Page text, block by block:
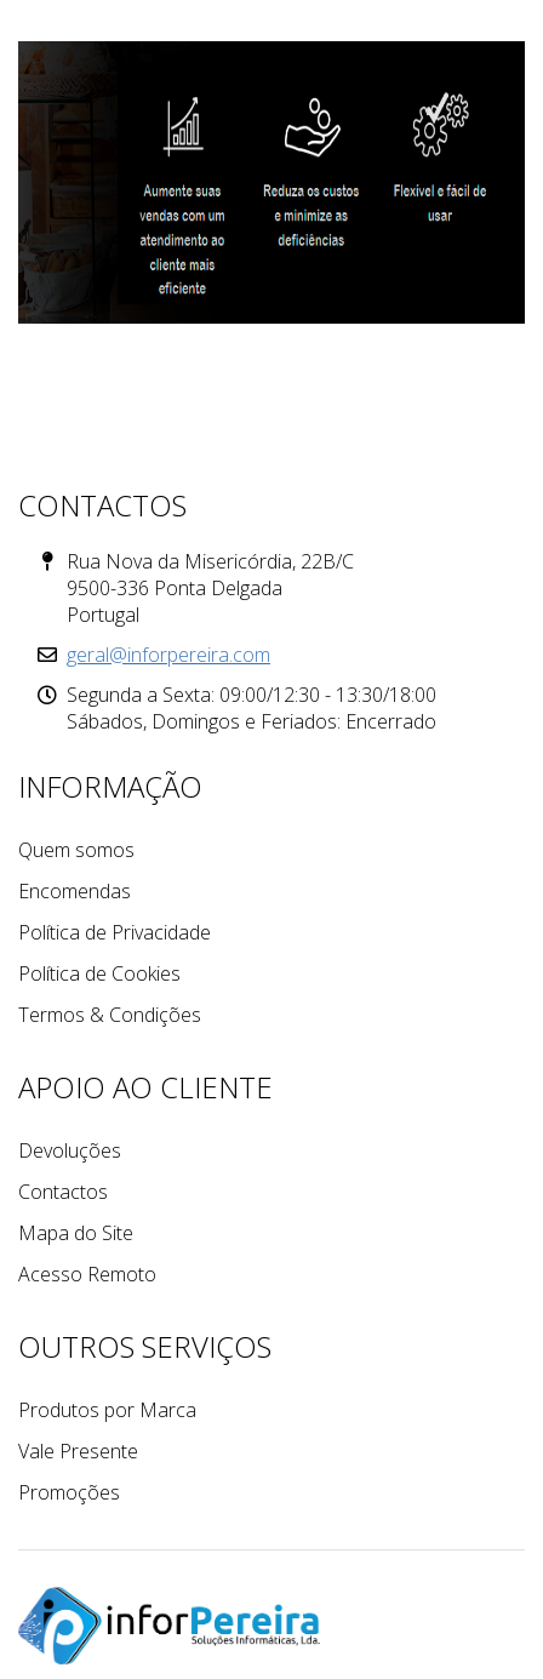
CONTACTOS
Rua Nova da Misericórdia, 22B/C
9500-336 Ponta Delgada
Portugal
geral@inforpereira.com
Segunda a Sexta: 09:00/12:30 - 13:30/18:00
Sábados, Domingos e Feriados: Encerrado
INFORMAÇÃO
Quem somos
Encomendas
Política de Privacidade
Política de Cookies
Termos & Condições
APOIO AO CLIENTE
Devoluções
Contactos
Mapa do Site
Acesso Remoto
OUTROS SERVIÇOS
Produtos por Marca
Vale Presente
Promoções